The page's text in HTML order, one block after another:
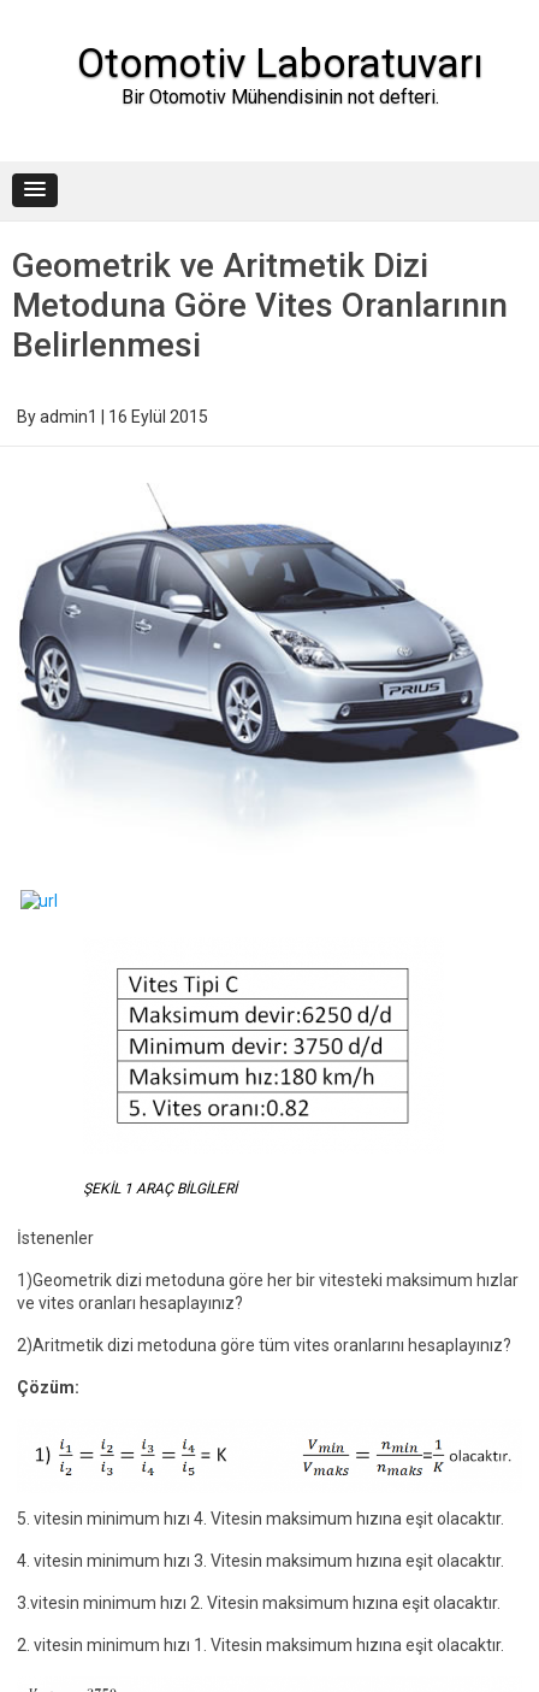
Otomotiv Laboratuvarı
Bir Otomotiv Mühendisinin not defteri.
Geometrik ve Aritmetik Dizi
Metoduna Göre Vites Oranlarının
Belirlenmesi
Byadmin1 16 Eylül 2015
ŞEKİL 1 ARAÇ BİLGİLERİ
İstenenler
1)Geometrik dizi metoduna göre her bir vitesteki maksimum hızlar
ve vites oranları hesaplayınız?
2)Aritmetik dizi metoduna göre tüm vites oranlarını hesaplayınız?
Çözüm:
5. vitesin minimum hızı 4. Vitesin maksimum hızına eşit olacaktır.
4. vitesin minimum hızı 3. Vitesin maksimum hızına eşit olacaktır.
3.vitesin minimum hızı 2. Vitesin maksimum hızına eşit olacaktır.
2. vitesin minimum hızı 1. Vitesin maksimum hızına eşit olacaktır.